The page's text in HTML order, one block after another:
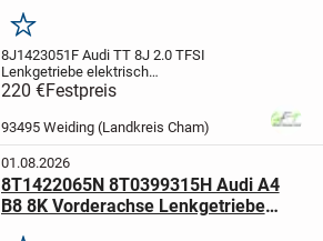
Merken
8J1423051F Audi TT 8J 2.0 TFSI
Lenkgetriebe elektrisch
LenkungHerstellernummer:
Hersteller: Audi
LenkgetriebeOE/OEM
Referenznummer(n): 8J1423051F
stammt aus einem...
220 €Festpreis
93495 Weiding (Landkreis Cham)
01.08.2026
8T1422065N 8T0399315H Audi A4
B8 8K Vorderachse Lenkgetriebe